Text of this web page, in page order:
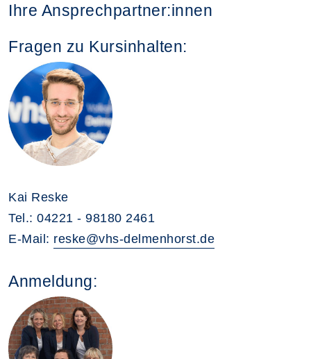
Ihre Ansprechpartner:innen
Fragen zu Kursinhalten:
Kai Reske
Tel.: 04221 - 98180 2461
E-Mail: reske@vhs-delmenhorst.de
Anmeldung: